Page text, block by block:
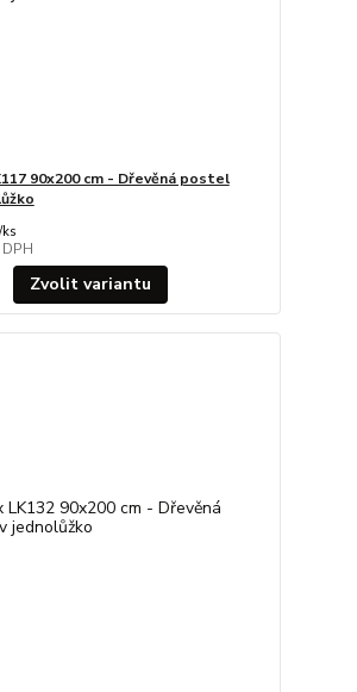
90x200 cm - Dřevěná postel
ks
Zvolit variantu